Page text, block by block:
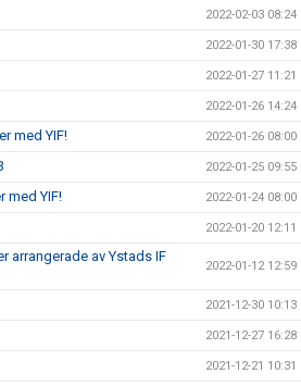
2022-02-03 08:24
2022-01-30 17:38
2022-01-27 11:21
2022-01-26 14:24
med YIF! 2022-01-26 08:00
2022-01-25 09:55
med YIF! 2022-01-24 08:00
2022-01-20 12:11
arrangerade av Ystads IF
2022-01-12 12:59
2021-12-30 10:13
2021-12-27 16:28
2021-12-21 10:31